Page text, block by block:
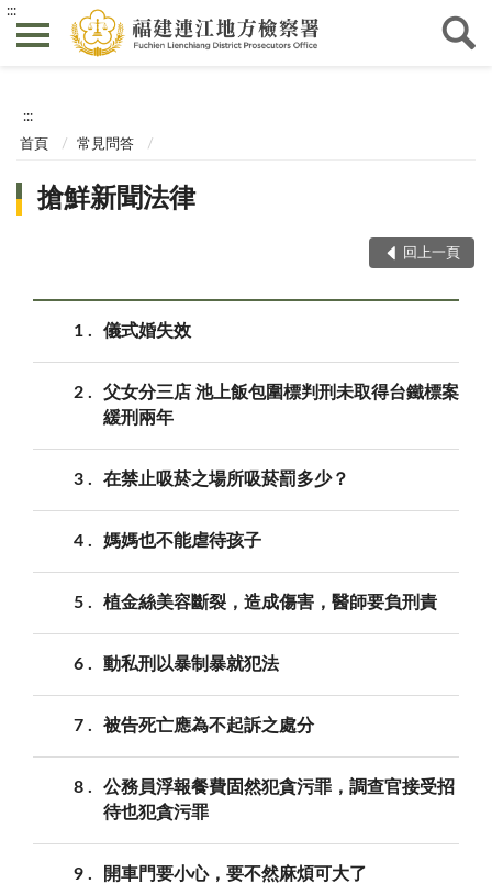
:::
:::
首頁 常見問答
搶鮮新聞法律
回上一頁
1 儀式婚失效
2
父女分三店 池上飯包圍標判刑未取得台鐵標案
緩刑兩年
3 在禁止吸菸之場所吸菸罰多少？
4 媽媽也不能虐待孩子
5 植金絲美容斷裂，造成傷害，醫師要負刑責
6 動私刑以暴制暴就犯法
7 被告死亡應為不起訴之處分
8
公務員浮報餐費固然犯貪污罪，調查官接受招
待也犯貪污罪
9 開車門要小心，要不然麻煩可大了